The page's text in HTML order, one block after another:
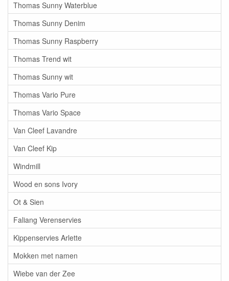
Thomas Sunny Waterblue
Thomas Sunny Denim
Thomas Sunny Raspberry
Thomas Trend wit
Thomas Sunny wit
Thomas Vario Pure
Thomas Vario Space
Van Cleef Lavandre
Van Cleef Kip
Windmill
Wood en sons Ivory
Ot & Sien
Faliang Verenservies
Kippenservies Arlette
Mokken met namen
Wiebe van der Zee